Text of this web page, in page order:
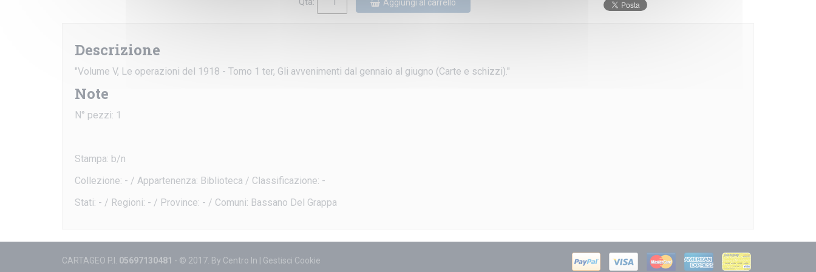
Aggiungi al carrello
Descrizione
"Volume V, Le operazioni del 1918 - Tomo 1 ter, Gli avvenimenti dal gennaio al giugno (Carte e schizzi)."
Note
N° pezzi: 1
Stampa: b/n
Collezione: - / Appartenenza: Biblioteca / Classificazione: -
Stati: - / Regioni: - / Province: - / Comuni: Bassano Del Grappa
CARTAGEO P.I. 05697130481 - © 2017. By Centro In Gestisci Cookie